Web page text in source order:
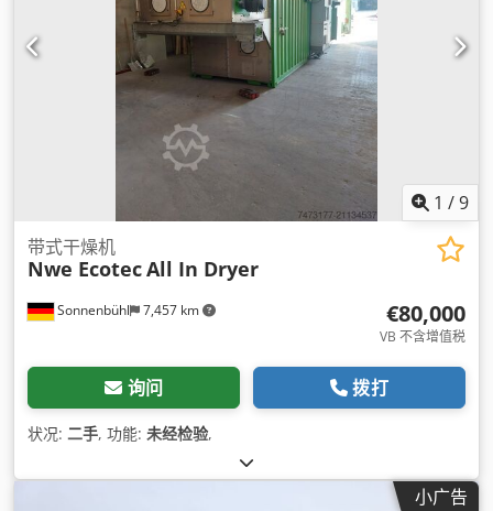
1 /9
Sonnenbühl 7,457 km
带式干燥机
Nwe EcotecAll In Dryer
€80,000
VB 不含增值税
询问 拨打
状况: 二手, 功能: 未经检验,
小广告